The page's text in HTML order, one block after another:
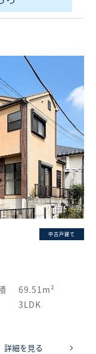
中古戸建て
69.51m²
3LDK
詳細を見る